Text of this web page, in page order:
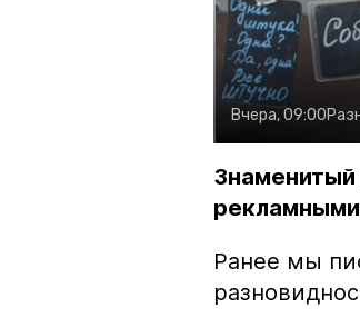
Вчера, 09:00
Ранее мы